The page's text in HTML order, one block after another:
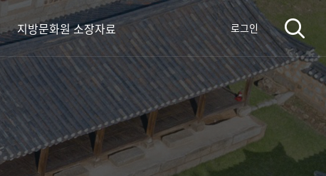
지방문화원 소장자료 로그인